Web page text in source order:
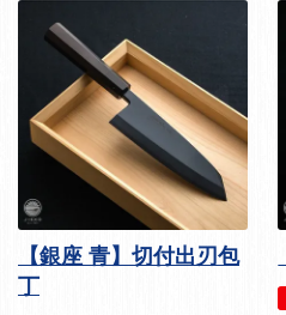
【銀座 青】切付出刃包
丁